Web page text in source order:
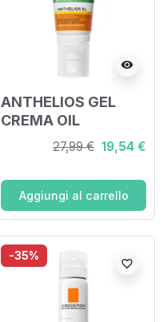
visibility
ANTHELIOS GEL
CREMA OIL
CONTROL SENZA
PROFUMO UVMUNE
27,99 € 19,54 €
Aggiungi al carrello
-35%
favorite_border